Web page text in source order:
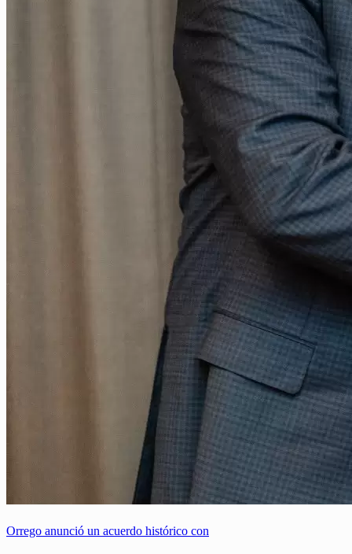
Orrego anunció un acuerdo histórico con